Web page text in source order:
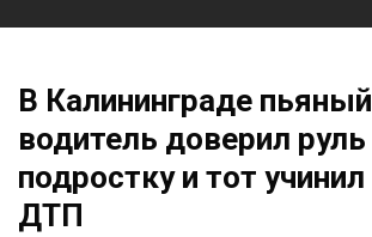
В Калининграде пьяный
водитель доверил руль
подростку и тот учинил
ДТП